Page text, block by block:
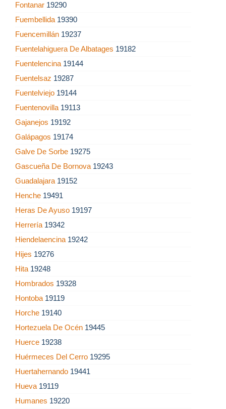
Fontanar 19290
Fuembellida 19390
Fuencemillán 19237
Fuentelahiguera De Albatages 19182
Fuentelencina 19144
Fuentelsaz 19287
Fuentelviejo 19144
Fuentenovilla 19113
Gajanejos 19192
Galápagos 19174
Galve De Sorbe 19275
Gascueña De Bornova 19243
Guadalajara 19152
Henche 19491
Heras De Ayuso 19197
Herrería 19342
Hiendelaencina 19242
Hijes 19276
Hita 19248
Hombrados 19328
Hontoba 19119
Horche 19140
Hortezuela De Océn 19445
Huerce 19238
Huérmeces Del Cerro 19295
Huertahernando 19441
Hueva 19119
Humanes 19220